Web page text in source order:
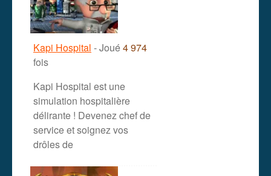
Kapi Hospital - Joué4 974
fois
Kapi Hospital est une
simulation hospitalière
délirante ! Devenez chef de
service et soignez vos
drôles de